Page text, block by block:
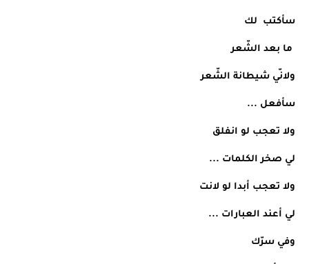
سأكتب  لك
ولانّي شيطانة الشّعر
سأفعل ...
ولا تعجب لو انفلق
لي صخر الكلمات ...
ولا تعجب أبدا لو لانت
لي أعند العبارات ...
وفي سرّك